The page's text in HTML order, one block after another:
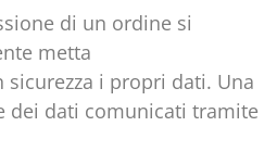
di un ordine si
metta
i propri dati. Una
dei dati comunicati tramite